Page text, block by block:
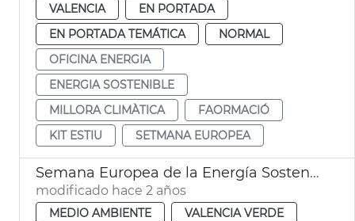
VALENCIA
EN PORTADA
EN PORTADA TEMÁTICA
NORMAL
OFICINA ENERGIA
ENERGIA SOSTENIBLE
MILLORA CLIMÀTICA
FAORMACIÓ
KIT ESTIU
SETMANA EUROPEA
Semana Europea de la Energía Sostenible
modificado hace 2 años
MEDIO AMBIENTE
VALENCIA VERDE